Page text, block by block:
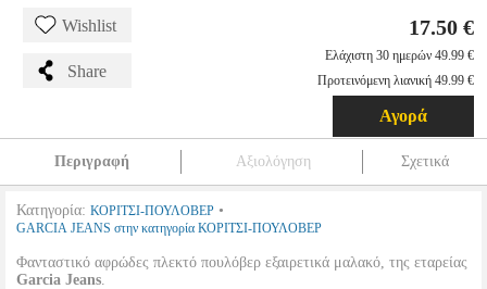
Wishlist
Share
17.50 €
Ελάχιστη 30 ημερών 49.99 €
Προτεινόμενη λιανική 49.99 €
Αγορά
Περιγραφή Αξιολόγηση Σχετικά
Κατηγορία: ΚΟΡΙΤΣΙ-ΠΟΥΛΟΒΕΡ •
GARCIA JEANS στην κατηγορία ΚΟΡΙΤΣΙ-ΠΟΥΛΟΒΕΡ
Φανταστικό αφρώδες πλεκτό πουλόβερ εξαιρετικά μαλακό, της εταρείας
Garcia Jeans.